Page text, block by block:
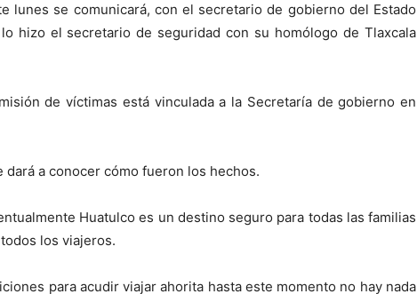
lunes se comunicará, con el secretario de gobierno del Estado
hizo el secretario de seguridad con su homólogo de Tlaxcala
de víctimas está vinculada a la Secretaría de gobierno en
a conocer cómo fueron los hechos.
Huatulco es un destino seguro para todas las familias
los viajeros.
para acudir viajar ahorita hasta este momento no hay nada